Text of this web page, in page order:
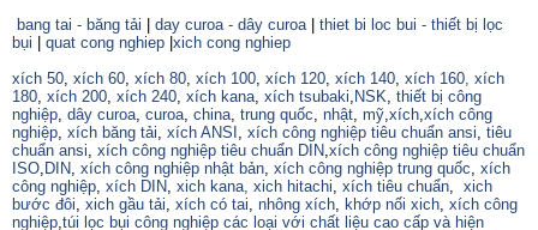
bang tai - băng tải
day curoa - dây curoa| thiet bi loc bui - thiết bị lọc
bụi
quat cong nghiep xich cong nghiep
xích 50, xích 60, xích 80, xích 100, xích 120, xích 140, xích 160, xích
180, xích 200, xích 240, xích kana, xích tsubaki, NSK, thiết bị công
nghiệp, dây curoa, curoa, china, trung quốc, nhật, mỹ,xích,xích công
nghiệp, xích băng tải, xích ANSI , xích công nghiệp tiêu chuẩn ansi, tiêu
chuẩn ansi, xích công nghiệp tiêu chuẩn DIN,xích công nghiệp tiêu chuẩn
ISO, DIN, xích công nghiệp nhật bản, xích công nghiệp trung quốc, xích
công nghiệp, xích DIN, xich kana, xich hitachi, xích tiêu chuẩn, xich
bước đôi, xich gầu tải, xích có tai, nhông xích, khớp nối xich, xích công
nghiệp,túi lọc bụi công nghiệp các loại với chất liệu cao cấp và hiện